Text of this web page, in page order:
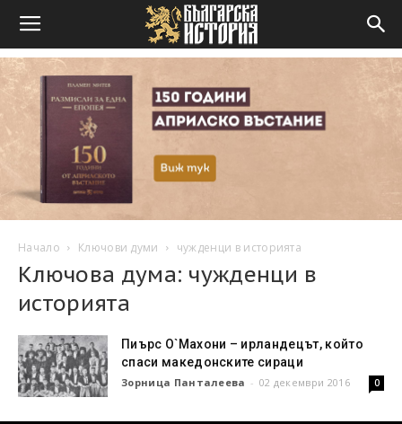
Начало Ключови думи чужденци в историята
Ключова дума: чужденци в
историята
Пиърс О`Махони – ирландецът, който
спаси македонските сираци
Зорница Панталеева - 02 декември 2016 0